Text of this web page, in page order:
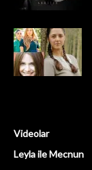
Videolar
Leyla ile Mecnun